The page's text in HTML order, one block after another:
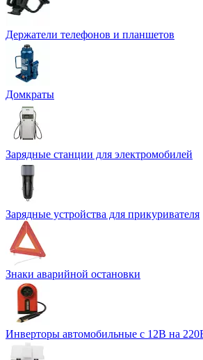
Держатели телефонов и планшетов
Домкраты
Зарядные станции для электромобилей
Зарядные устройства для прикуривателя
Знаки аварийной остановки
Инверторы автомобильные с 12В на